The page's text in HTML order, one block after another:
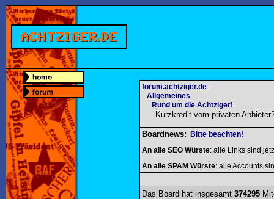
forum.achtziger.de
Allgemeines
Rund um die Achtziger!
Kurzkredit vom privaten
Boardnews:
Bitte beachten!
An alle SEO Würste: alle Links sind
An alle SPAM Würste: alle Accounts
Das Board hat insgesamt 374295